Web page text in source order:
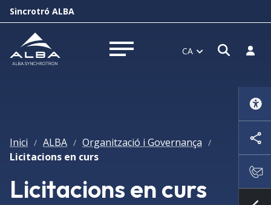
Sincrotró ALBA
Obrir menú CA Obrir
Inici / ALBA / Organització i Governança /
Licitacions en curs
Licitacions en curs